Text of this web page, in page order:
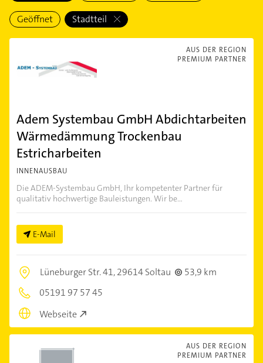
Geöffnet Stadtteil
AUS DER REGION
PREMIUM PARTNER
Adem Systembau GmbH Abdichtarbeiten
Wärmedämmung Trockenbau
Estricharbeiten
INNENAUSBAU
Die ADEM-Systembau GmbH, Ihr kompetenter Partner für
qualitativ hochwertige Bauleistungen. Wir be...
E-Mail
Lüneburger Str. 41,29614 Soltau
53,9 km
05191 97 57 45
Webseite
AUS DER REGION
PREMIUM PARTNER